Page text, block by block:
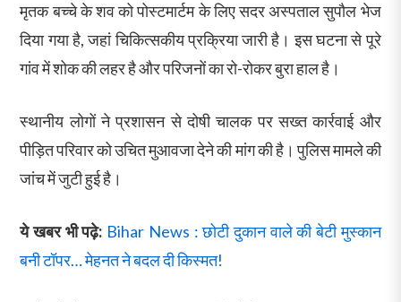
मृतक बच्चे के शव को पोस्टमार्टम के लिए सदर अस्पताल सुपौल भेज
दिया गया है, जहां चिकित्सकीय प्रक्रिया जारी है। इस घटना से पूरे
गांव में शोक की लहर है और परिजनों का रो-रोकर बुरा हाल है।
स्थानीय लोगों ने प्रशासन से दोषी चालक पर सख्त कार्रवाई और
पीड़ित परिवार को उचित मुआवजा देने की मांग की है। पुलिस मामले की
जांच में जुटी हुई है।
ये खबर भी पढ़े: Bihar News : छोटी दुकान वाले की बेटी मुस्कान
बनी टॉपर… मेहनत ने बदल दी किस्मत!